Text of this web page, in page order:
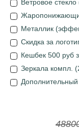
Ветровое стекло
Металлик
Скидка за
Кешбек 500 руб
Зеркала компл.